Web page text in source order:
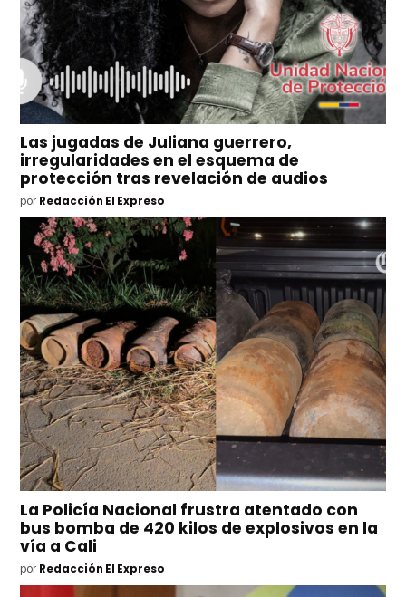
Las jugadas de Juliana guerrero,
irregularidades en el esquema de
protección tras revelación de audios
por Redacción El Expreso
La Policía Nacional frustra atentado con
bus bomba de 420 kilos de explosivos en la
vía a Cali
por Redacción El Expreso